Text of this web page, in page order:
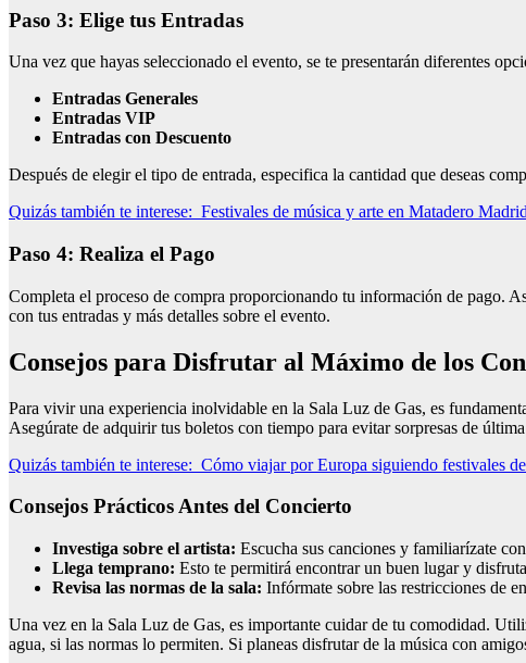
Paso 3: Elige tus Entradas
Una vez que hayas seleccionado el evento, se te presentarán diferentes
Entradas Generales
Entradas VIP
Entradas con Descuento
Después de elegir el tipo de entrada, especifica la cantidad que deseas
Quizás también te interese: Festivales de música y arte en Matadero
Paso 4: Realiza el Pago
Completa el proceso de compra proporcionando tu información de pago.
con tus entradas y más detalles sobre el evento.
Consejos para Disfrutar al Máximo de los
Para vivir una experiencia inolvidable en la Sala Luz de Gas, es
Asegúrate de adquirir tus boletos con tiempo para evitar sorpresas de
Quizás también te interese: Cómo viajar por Europa siguiendo festivales
Consejos Prácticos Antes del Concierto
Investiga sobre el artista: Escucha sus canciones y familiarízate
Llega temprano: Esto te permitirá encontrar un buen lugar y
Revisa las normas de la sala: Infórmate sobre las restricciones de
Una vez en la Sala Luz de Gas, es importante cuidar de tu comodidad.
agua, si las normas lo permiten. Si planeas disfrutar de la música con